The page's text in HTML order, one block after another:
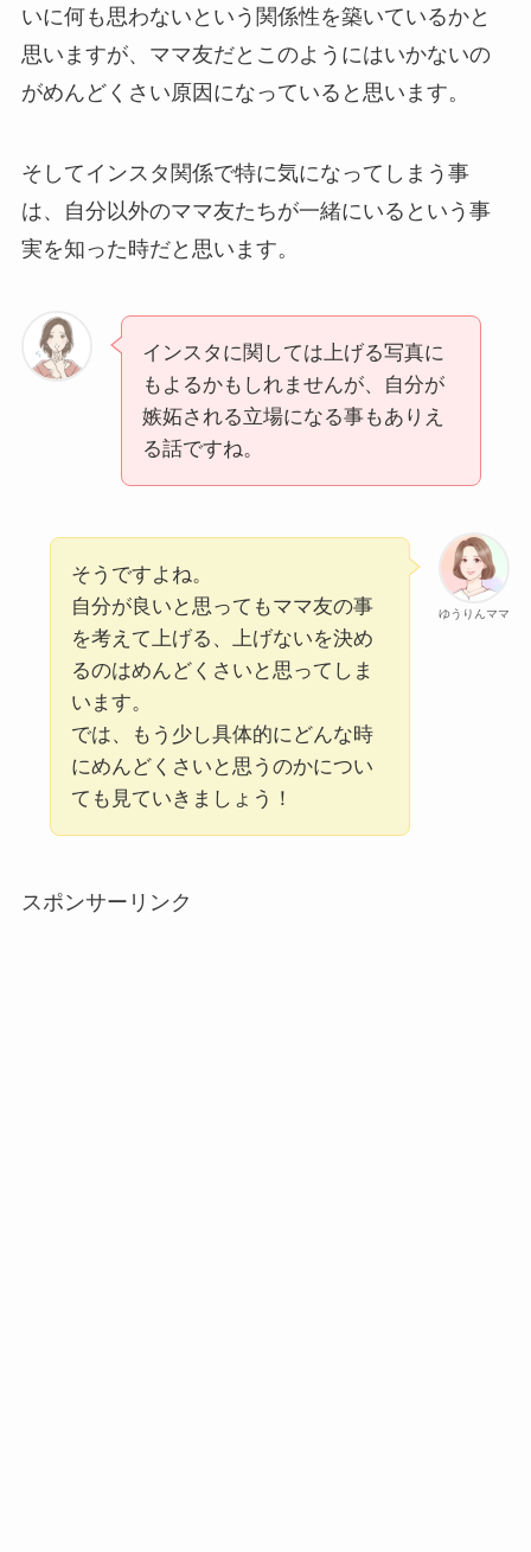
いに何も思わないという関係性を築いているかと
思いますが、ママ友だとこのようにはいかないの
がめんどくさい原因になっていると思います。
そしてインスタ関係で特に気になってしまう事
は、自分以外のママ友たちが一緒にいるという事
実を知った時だと思います。
インスタに関しては上げる写真に
もよるかもしれませんが、自分が
嫉妬される立場になる事もありえ
る話ですね。
ゆうりんママ
そうですよね。
自分が良いと思ってもママ友の事
を考えて上げる、上げないを決め
るのはめんどくさいと思ってしま
います。
では、もう少し具体的にどんな時
にめんどくさいと思うのかについ
ても見ていきましょう！
スポンサーリンク